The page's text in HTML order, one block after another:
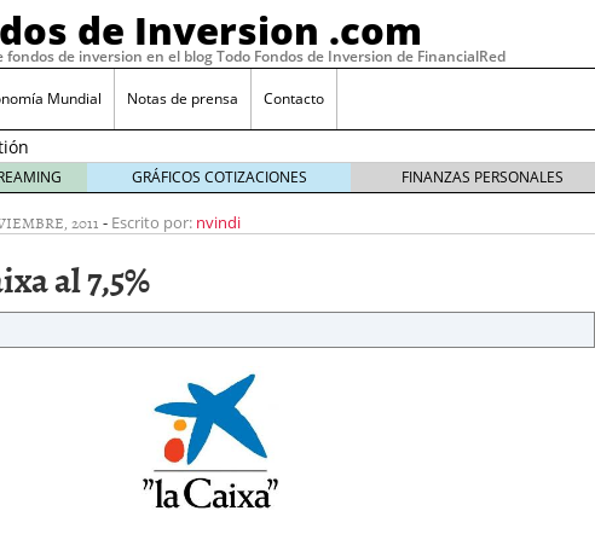
de Inversion .com
de inversion en el blog Todo Fondos de Inversion de FinancialRed
Mundial Notas de prensa Contacto
variable española: la categoría más rentable de 2025 a la que nadie
febrero 23, 2026
fija domina los fondos en España: por qué los inversores siguen
GRÁFICOS COTIZACIONES FINANZAS PERSONALES
2011- Escrito por: nvindi
al 7,5%